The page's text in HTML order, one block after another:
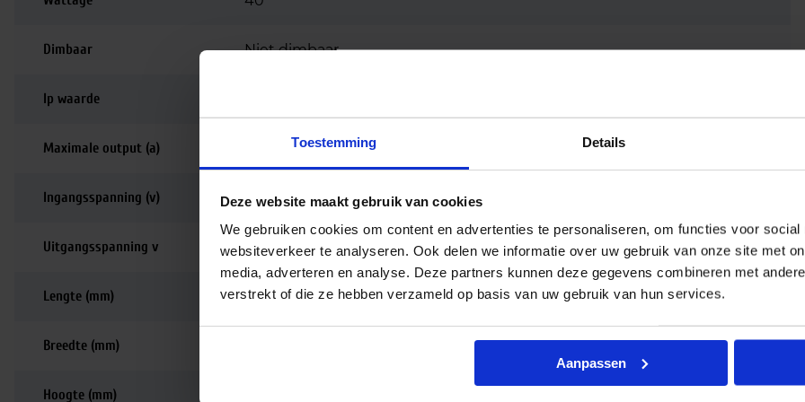
Toestemming Details
Deze website maakt gebruik van cookies
We gebruiken cookies om content en advertenties te personaliseren, om functies voor social
websiteverkeer te analyseren. Ook delen we informatie over uw gebruik van onze site met
media, adverteren en analyse. Deze partners kunnen deze gegevens combineren met
verstrekt of die ze hebben verzameld op basis van uw gebruik van hun services.
Aanpassen
Dimbaar Niet dimbaar
Ip waarde
Maximale output (a) 200-1050
Ingangsspanning (v) 220-240
Uitgangsspanning v 12-38
Lengte (mm) 123
Breedte (mm)
Hoogte (mm)